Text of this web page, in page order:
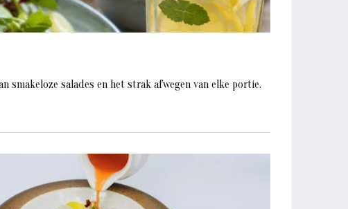
smakeloze salades en het strak afwegen van elke portie.